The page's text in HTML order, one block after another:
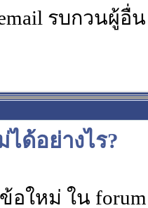
รบกวนผู้อื่
ด้อย่างไร?
อใหม่ ใน